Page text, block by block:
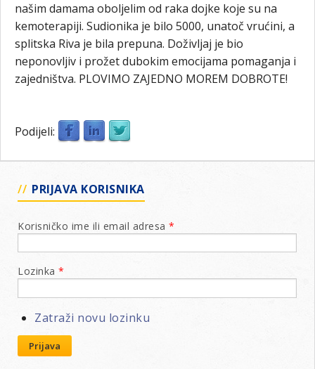
našim damama oboljelim od raka dojke koje su na
kemoterapiji. Sudionika je bilo 5000, unatoč vrućini, a
splitska Riva je bila prepuna. Doživljaj je bio
neponovljiv i prožet dubokim emocijama pomaganja i
zajedništva. PLOVIMO ZAJEDNO MOREM DOBROTE!
Podijeli:
PRIJAVA KORISNIKA
Korisničko ime ili email adresa *
Lozinka *
Zatraži novu lozinku
Prijava